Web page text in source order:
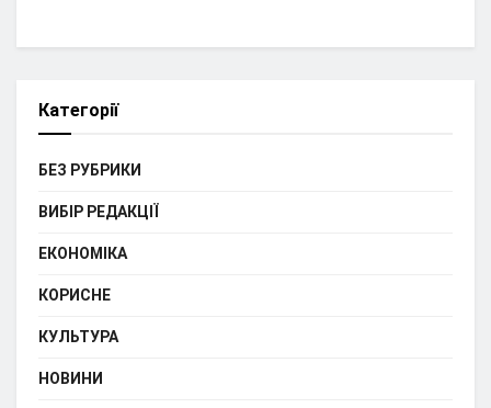
Категорії
БЕЗ РУБРИКИ
ВИБІР РЕДАКЦІЇ
ЕКОНОМІКА
КОРИСНЕ
КУЛЬТУРА
НОВИНИ